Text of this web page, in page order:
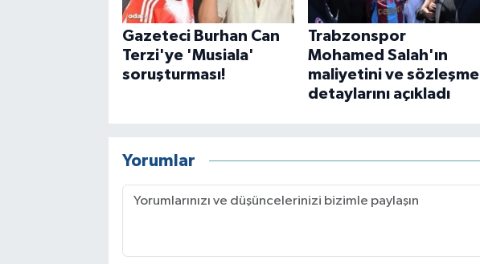
Gazeteci Burhan Can
Terzi'ye 'Musiala'
soruşturması!
Trabzonspor
Mohamed Salah'ın
maliyetini ve sözleşme
detaylarını açıkladı
Yorumlar